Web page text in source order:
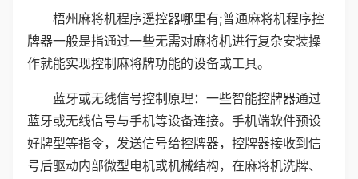
梧州麻将机程序遥控器哪里有;普通麻将机程序控
牌器一般是指通过一些无需对麻将机进行复杂安装操
作就能实现控制麻将牌功能的设备或工具。
蓝牙或无线信号控制原理：一些智能控牌器通过
蓝牙或无线信号与手机等设备连接。手机端软件预设
好牌型等指令，发送信号给控牌器，控牌器接收到信
号后驱动内部微型电机或机械结构，在麻将机洗牌、